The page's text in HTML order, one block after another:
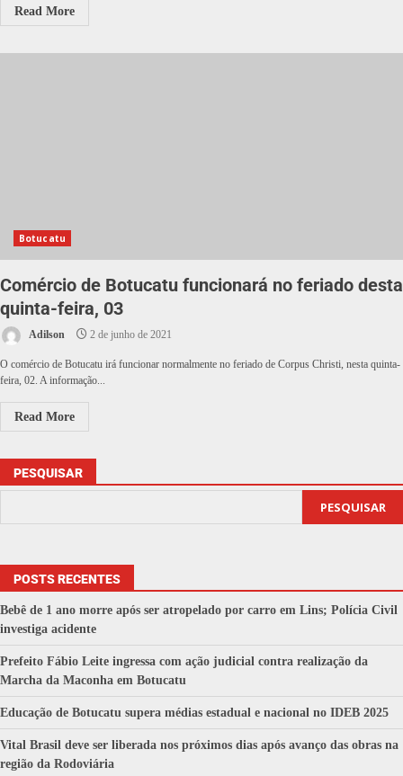
Read More
Botucatu
Comércio de Botucatu funcionará no feriado desta
quinta-feira, 03
Adilson 2 de junho de 2021
O comércio de Botucatu irá funcionar normalmente no feriado de Corpus Christi, nesta quinta-
feira, 02. A informação...
Read More
PESQUISAR
PESQUISAR
POSTS RECENTES
Bebê de 1 ano morre após ser atropelado por carro em Lins; Polícia Civil
investiga acidente
Prefeito Fábio Leite ingressa com ação judicial contra realização da
Marcha da Maconha em Botucatu
Educação de Botucatu supera médias estadual e nacional no IDEB 2025
Vital Brasil deve ser liberada nos próximos dias após avanço das obras na
região da Rodoviária